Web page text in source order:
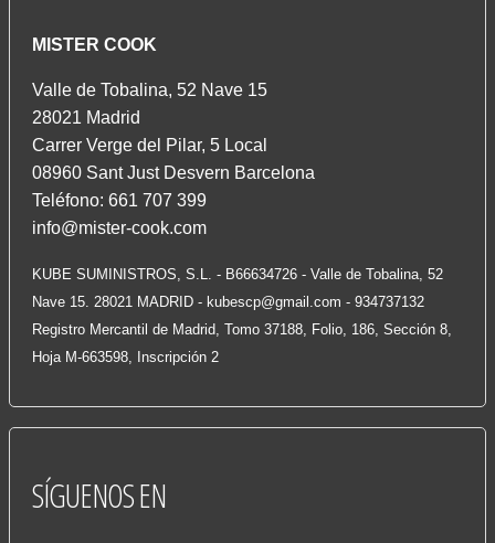
MISTER COOK
Valle de Tobalina, 52 Nave 15
28021 Madrid
Carrer Verge del Pilar, 5 Local
08960 Sant Just Desvern Barcelona
Teléfono: 661 707 399
info@mister-cook.com
KUBE SUMINISTROS, S.L. - B66634726 - Valle de Tobalina, 52
Nave 15. 28021 MADRID - kubescp@gmail.com - 934737132
Registro Mercantil de Madrid, Tomo 37188, Folio, 186, Sección 8,
Hoja M-663598, Inscripción 2
SÍGUENOSEN